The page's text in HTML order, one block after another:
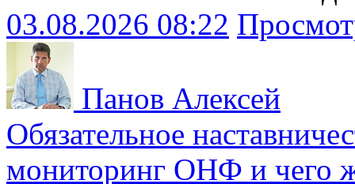
03.08.2026 08:22
Панов Алексей
Обязательное
мониторинг ОНФ и чего